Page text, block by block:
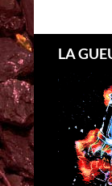
LA